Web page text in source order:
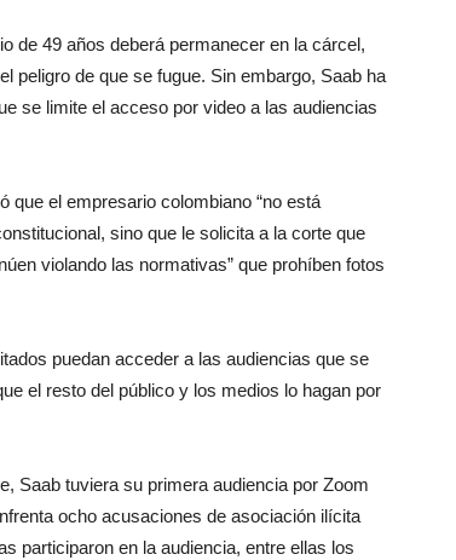
de 49 años deberá permanecer en la cárcel,
peligro de que se fugue. Sin embargo, Saab ha
se limite el acceso por video a las audiencias
que el empresario colombiano “no está
sino que le solicita a la corte que
violando las normativas” que prohíben fotos
puedan acceder a las audiencias que se
el resto del público y los medios lo hagan por
Saab tuviera su primera audiencia por Zoom
ocho acusaciones de asociación ilícita
participaron en la audiencia, entre ellas los